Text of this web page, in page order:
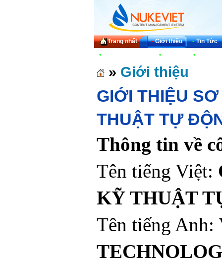
Trang nhất • Giới thiệu • Tin Tức
•
• •
» Giới thiệu
GIỚI THIỆU
THUẬT TỰ
Thông tin về
Tên tiếng Việt:
KỸ THUẬT
Tên tiếng Anh: